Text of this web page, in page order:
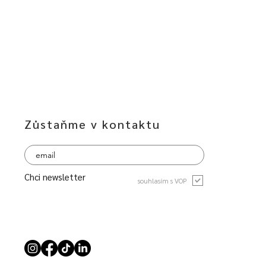
Zůstaňme v kontaktu
Chci newsletter souhlasím s VOP